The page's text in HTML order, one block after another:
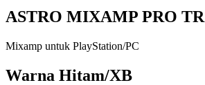
ASTRO MIXAMP PRO TR
Mixamp untuk PlayStation/PC
Warna Hitam/XB